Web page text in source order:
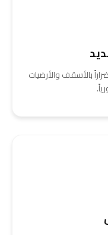
بالأسقف والأرضيات